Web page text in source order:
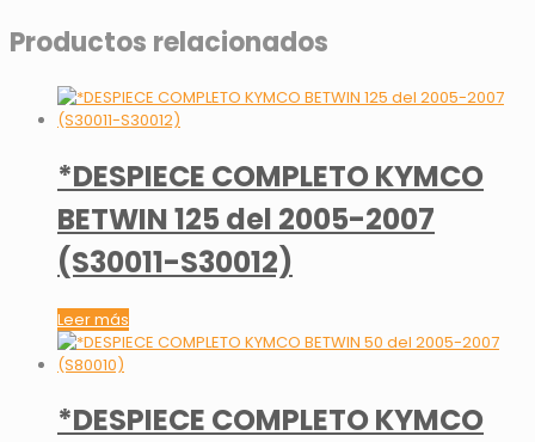
Productos relacionados
*DESPIECE COMPLETO KYMCO
BETWIN 125 del 2005-2007
(S30011-S30012)
Leer más
*DESPIECE COMPLETO KYMCO